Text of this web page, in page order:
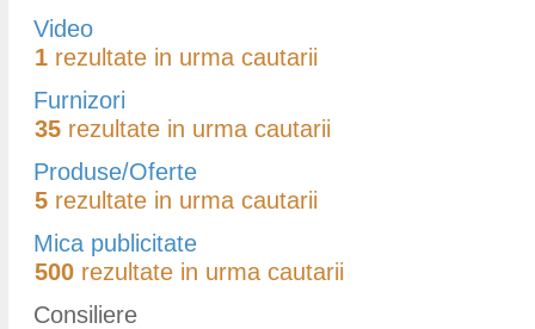
Video
1 rezultate in urma cautarii
Furnizori
35 rezultate in urma cautarii
Produse/Oferte
5 rezultate in urma cautarii
Mica publicitate
500 rezultate in urma cautarii
Consiliere